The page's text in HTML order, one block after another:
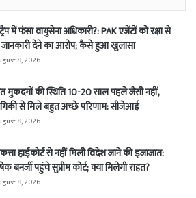
में फंसा वायुसेना अधिकारी?: PAK एजेंटों को रक्षा से
देने का आरोप; कैसे हुआ खुलासा
8, 2026
मुकदमों की स्थिति 10-20 साल पहले जैसी नहीं,
से मिले बहुत अच्छे परिणाम: सीजेआई
8, 2026
हाईकोर्ट से नहीं मिली विदेश जाने की इजाजात:
बनर्जी पहुंचे सुप्रीम कोर्ट; क्या मिलेगी राहत?
8, 2026